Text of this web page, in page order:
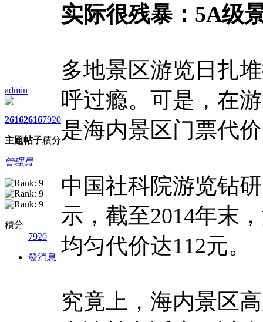
admin
2616
主題
2616
帖子
7920
積分
管理員
積分
7920
發消息
实际很残暴：5A级
多地景区游览日扎
呼过瘾。可是，在
是海内景区门票代
中国社科院游览钻
示，截至2014年末
均匀代价达112元。
究竟上，海内景区